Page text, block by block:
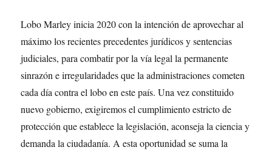
Lobo Marley inicia 2020 con la intención de aprovechar al
máximo los recientes precedentes jurídicos y sentencias
judiciales, para combatir por la vía legal la permanente
sinrazón e irregularidades que la administraciones cometen
cada día contra el lobo en este país. Una vez constituido
nuevo gobierno, exigiremos el cumplimiento estricto de
protección que establece la legislación, aconseja la ciencia y
demanda la ciudadanía. A esta oportunidad se suma la